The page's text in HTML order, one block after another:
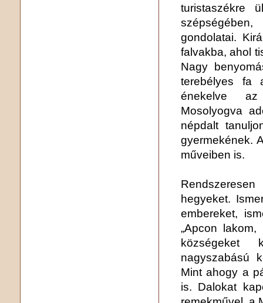
turistaszékre
gondolatai.
falvakba, ahol
Nagy
terebélyes fa
énekelve
Mosolyogva
népdalt
gyermekének.
műveiben is.
hegyeket.
embereket,
„Apcon
községeket
nagyszabású
Mint ahogy a
is. Dalokat